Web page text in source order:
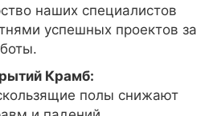
наших специалистов
успешных проектов за
Крамб:
полы снижают